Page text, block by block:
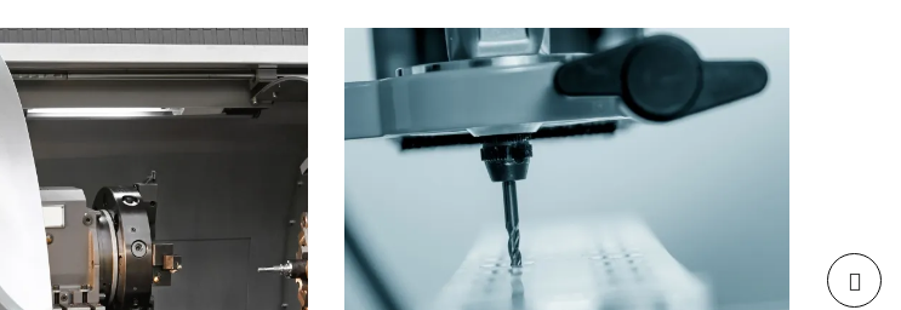
PE1000, konstruktive Werkstoffe wiePA6Gsowie maßhaltige
Materialien wiePOM-C. Für chemisch oder thermisch
anspruchsvolle Anwendungen fertigen wir Bauteile aus PTFE,
Maschinenpark und
Fertigungsmöglichkeiten
Details zu unseren Anlagen und Bearbeitungsmöglichkeiten
finden Sie unter Unsere Anlagen und Fertigungsmöglichkeiten